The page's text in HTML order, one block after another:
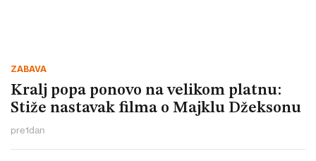
ZABAVA
Kralj popa ponovo na velikom platnu:
Stiže nastavak filma o Majklu Džeksonu
pre1dan